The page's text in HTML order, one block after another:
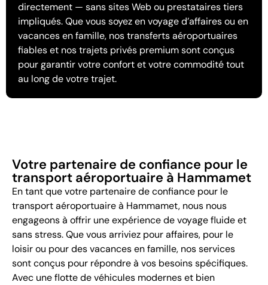
directement — sans sites Web ou prestataires tiers
impliqués. Que vous soyez en voyage d’affaires ou en
vacances en famille, nos transferts aéroportuaires
fiables et nos trajets privés premium sont conçus
pour garantir votre confort et votre commodité tout
au long de votre trajet.
Votre partenaire de confiance pour le
transport aéroportuaire à Hammamet
En tant que votre partenaire de confiance pour le
transport aéroportuaire à Hammamet, nous nous
engageons à offrir une expérience de voyage fluide et
sans stress. Que vous arriviez pour affaires, pour le
loisir ou pour des vacances en famille, nos services
sont conçus pour répondre à vos besoins spécifiques.
Avec une flotte de véhicules modernes et bien